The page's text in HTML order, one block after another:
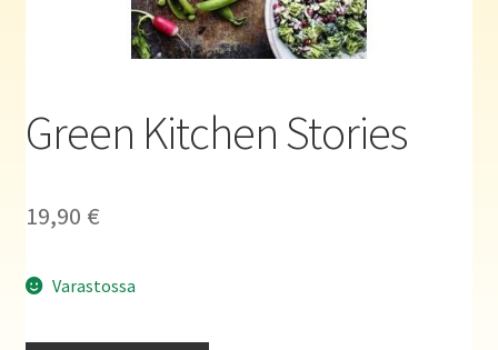
Green Kitchen Stories
19,90 €
Varastossa